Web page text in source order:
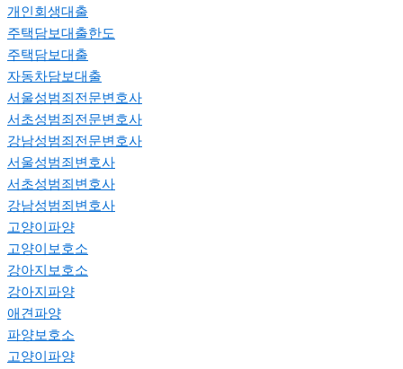
개인회생대출
주택담보대출한도
주택담보대출
자동차담보대출
서울성범죄전문변호사
서초성범죄전문변호사
강남성범죄전문변호사
서울성범죄변호사
서초성범죄변호사
강남성범죄변호사
고양이파양
고양이보호소
강아지보호소
강아지파양
애견파양
파양보호소
고양이파양